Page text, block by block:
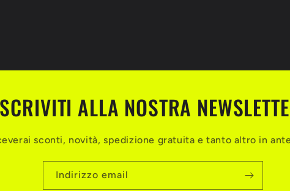
ALLA NOSTRA
sconti, novità, spedizione gratuita e tanto altro in
Indirizzo email